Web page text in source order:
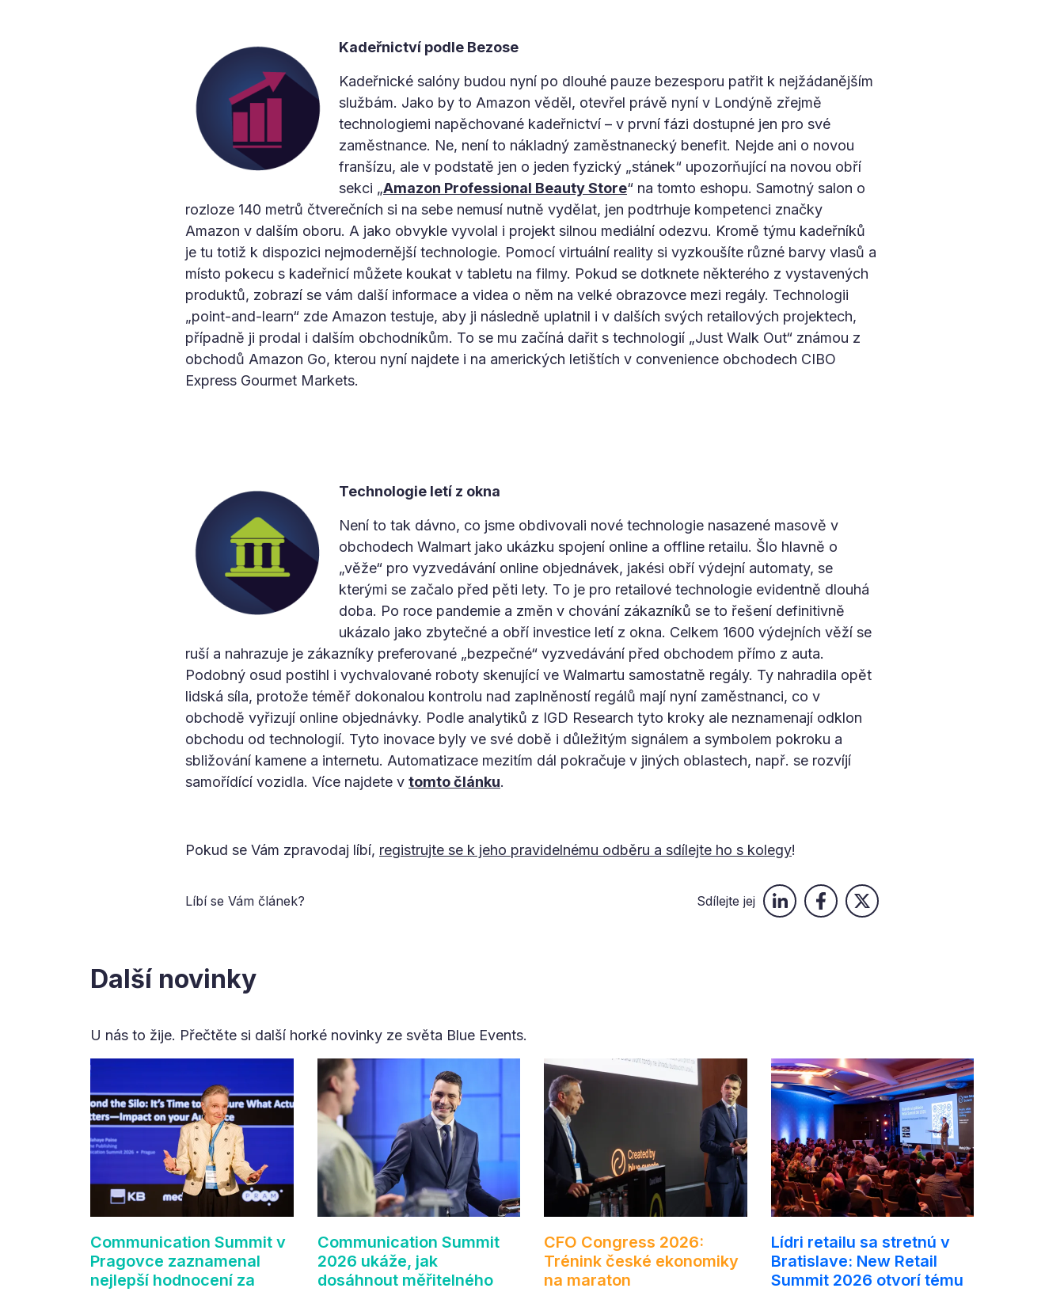
Kadeřnictví podle Bezose
Kadeřnické salóny budou nyní po dlouhé pauze bezesporu patřit k nejžádanějším
službám. Jako by to Amazon věděl, otevřel právě nyní v Londýně zřejmě
technologiemi napěchované kadeřnictví – v první fázi dostupné jen pro své
zaměstnance. Ne, není to nákladný zaměstnanecký benefit. Nejde ani o novou
franšízu, ale v podstatě jen o jeden fyzický „stánek“ upozorňující na novou obří
sekci „Amazon Professional Beauty Store“ na tomto eshopu. Samotný salon o
rozloze 140 metrů čtverečních si na sebe nemusí nutně vydělat, jen podtrhuje kompetenci značky
Amazon v dalším oboru. A jako obvykle vyvolal i projekt silnou mediální odezvu. Kromě týmu kadeřníků
je tu totiž k dispozici nejmodernější technologie. Pomocí virtuální reality si vyzkoušíte různé barvy vlasů a
místo pokecu s kadeřnicí můžete koukat v tabletu na filmy. Pokud se dotknete některého z vystavených
produktů, zobrazí se vám další informace a videa o něm na velké obrazovce mezi regály. Technologii
„point-and-learn“ zde Amazon testuje, aby ji následně uplatnil i v dalších svých retailových projektech,
případně ji prodal i dalším obchodníkům. To se mu začíná dařit s technologií „Just Walk Out“ známou z
obchodů Amazon Go, kterou nyní najdete i na amerických letištích v convenience obchodech CIBO
Express Gourmet Markets.
Technologie letí z okna
Není to tak dávno, co jsme obdivovali nové technologie nasazené masově v
obchodech Walmart jako ukázku spojení online a offline retailu. Šlo hlavně o
„věže“ pro vyzvedávání online objednávek, jakési obří výdejní automaty, se
kterými se začalo před pěti lety. To je pro retailové technologie evidentně dlouhá
doba. Po roce pandemie a změn v chování zákazníků se to řešení definitivně
ukázalo jako zbytečné a obří investice letí z okna. Celkem 1600 výdejních věží se
ruší a nahrazuje je zákazníky preferované „bezpečné“ vyzvedávání před obchodem přímo z auta.
Podobný osud postihl i vychvalované roboty skenující ve Walmartu samostatně regály. Ty nahradila opět
lidská síla, protože téměř dokonalou kontrolu nad zaplněností regálů mají nyní zaměstnanci, co v
obchodě vyřizují online objednávky. Podle analytiků z IGD Research tyto kroky ale neznamenají odklon
obchodu od technologií. Tyto inovace byly ve své době i důležitým signálem a symbolem pokroku a
sbližování kamene a internetu. Automatizace mezitím dál pokračuje v jiných oblastech, např. se rozvíjí
samořídící vozidla. Více najdete v tomto článku.
Pokud se Vám zpravodaj líbí, registrujte se k jeho pravidelnému odběru a sdílejte ho s kolegy!
Líbí se Vám článek? Sdílejte jej
Další novinky
U nás to žije. Přečtěte si další horké novinky ze světa Blue Events.
Communication Summit v
Pragovce zaznamenal
nejlepší hodnocení za
Communication Summit
2026 ukáže, jak
dosáhnout měřitelného
CFO Congress 2026:
Trénink české ekonomiky
na maraton
Lídri retailu sa stretnú v
Bratislave: New Retail
Summit 2026 otvorí tému